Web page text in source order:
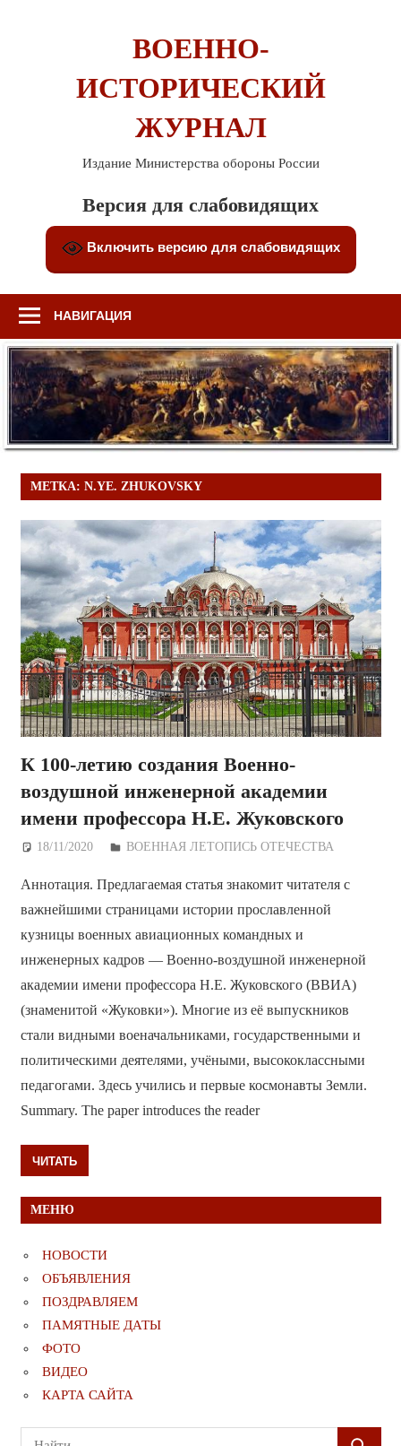
ВОЕННО-
ИСТОРИЧЕСКИЙ
ЖУРНАЛ
Издание Министерства обороны России
Версия для слабовидящих
Включить версию для слабовидящих
НАВИГАЦИЯ
МЕТКА: N.YE. ZHUKOVSKY
К 100-летию создания Военно-
воздушной инженерной академии
имени профессора Н.Е. Жуковского
18/11/2020 Дежурный по Редакции
ВОЕННАЯ ЛЕТОПИСЬ ОТЕЧЕСТВА
Аннотация. Предлагаемая статья знакомит читателя с
важнейшими страницами истории прославленной
кузницы военных авиационных командных и
инженерных кадров — Военно-воздушной инженерной
академии имени профессора Н.Е. Жуковского (ВВИА)
(знаменитой «Жуковки»). Многие из её выпускников
стали видными военачальниками, государственными и
политическими деятелями, учёными, высококлассными
педагогами. Здесь учились и первые космонавты Земли.
Summary. The paper introduces the reader
ЧИТАТЬ
МЕНЮ
НОВОСТИ
ОБЪЯВЛЕНИЯ
ПОЗДРАВЛЯЕМ
ПАМЯТНЫЕ ДАТЫ
ФОТО
ВИДЕО
КАРТА САЙТА
Поиск